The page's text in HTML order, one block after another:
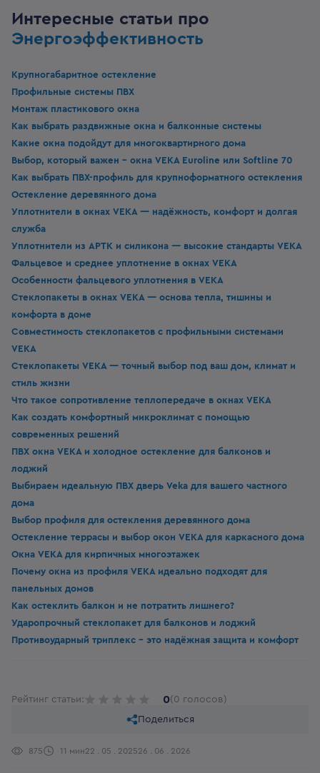
Интересные статьи про
Энергоэффективность
Крупногабаритное остекление
Профильные системы ПВХ
Монтаж пластикового окна
Как выбрать раздвижные окна и балконные системы
Какие окна подойдут для многоквартирного дома
Выбор, который важен - окна VEKA Euroline или Softline 70
Как выбрать ПВХ-профиль для крупноформатного остекления
Остекление деревянного дома
Уплотнители в окнах VEKA — надёжность, комфорт и долгая
служба
Уплотнители из APTK и силикона — высокие стандарты VEKA
Фальцевое и среднее уплотнение в окнах VEKA
Особенности фальцевого уплотнения в VEKA
Стеклопакеты в окнах VEKA — основа тепла, тишины и
комфорта в доме
Совместимость стеклопакетов с профильными системами
VEKA
Стеклопакеты VEKA — точный выбор под ваш дом, климат и
стиль жизни
Что такое сопротивление теплопередаче в окнах VEKA
Как создать комфортный микроклимат с помощью
современных решений
ПВХ окна VEKA и холодное остекление для балконов и
лоджий
Выбираем идеальную ПВХ дверь Veka для вашего частного
дома
Выбор профиля для остекления деревянного дома
Остекление террасы и выбор окон VEKA для каркасного дома
Окна VEKA для кирпичных многоэтажек
Почему окна из профиля VEKA идеально подходят для
панельных домов
Как остеклить балкон и не потратить лишнего?
Ударопрочный стеклопакет для балконов и лоджий
Противоударный триплекс - это надёжная защита и комфорт
Рейтинг статьи: 0(0 голосов)
Поделиться
875 11 мин22 . 05 . 202526 . 06 . 2026